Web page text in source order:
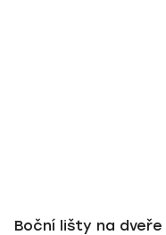
Boční lišty na dveře